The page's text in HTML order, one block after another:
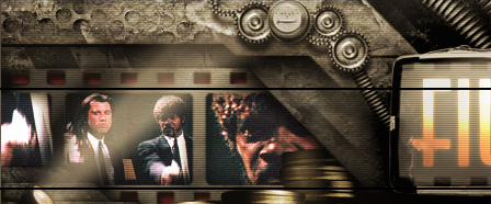
Hyppää pääsisältöön